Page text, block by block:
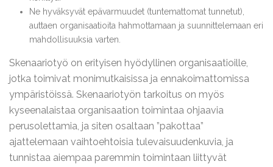
Ne hyväksyvät epävarmuudet (tuntemattomat tunnetut),
auttaen organisaatioita hahmottamaan ja suunnittelemaan eri
mahdollisuuksia varten.
Skenaariotyö on erityisen hyödyllinen organisaatioille,
jotka toimivat monimutkaisissa ja ennakoimattomissa
ympäristöissä. Skenaariotyön tarkoitus on myös
kyseenalaistaa organisaation toimintaa ohjaavia
perusolettamia, ja siten osaltaan ”pakottaa”
ajattelemaan vaihtoehtoisia tulevaisuudenkuvia, ja
tunnistaa aiempaa paremmin toimintaan liittyvät